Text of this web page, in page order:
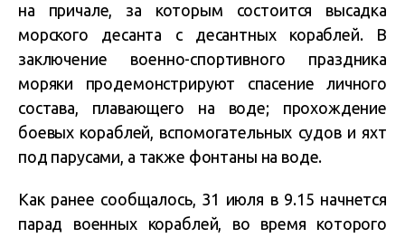
на причале, за которым состоится высадка
морского десанта с десантных кораблей. В
заключение военно-спортивного праздника
моряки продемонстрируют спасение личного
состава, плавающего на воде; прохождение
боевых кораблей, вспомогательных судов и яхт
под парусами, а также фонтаны на воде.
Как ранее сообщалось, 31 июля в 9.15 начнется
парад военных кораблей, во время которого